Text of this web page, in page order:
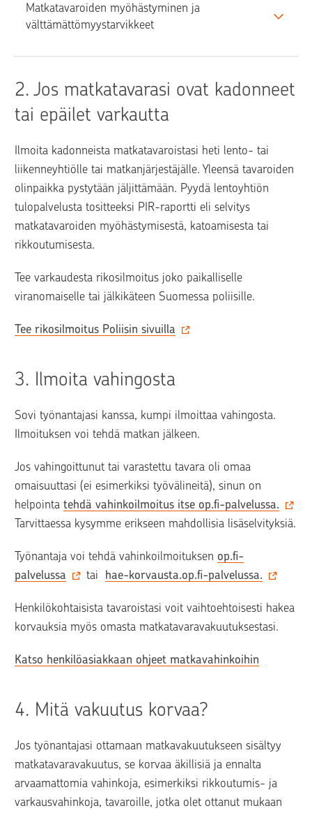
Matkatavaroiden myöhästyminen ja
2. Jos matkatavarasi ovat kadonneet
tai epäilet varkautta
Ilmoita kadonneista matkatavaroistasi heti lento- tai
liikenneyhtiölle tai matkanjärjestäjälle. Yleensä tavaroiden
olinpaikka pystytään jäljittämään. Pyydä lentoyhtiön
tulopalvelusta tositteeksi PIR-raportti eli selvitys
matkatavaroiden myöhästymisestä, katoamisesta tai
rikkoutumisesta.
Tee varkaudesta rikosilmoitus joko paikalliselle
viranomaiselle tai jälkikäteen Suomessa poliisille.
Tee rikosilmoitus Poliisin sivuilla
3. Ilmoita vahingosta
Sovi työnantajasi kanssa, kumpi ilmoittaa vahingosta.
Ilmoituksen voi tehdä matkan jälkeen.
Jos vahingoittunut tai varastettu tavara oli omaa
omaisuuttasi (ei esimerkiksi työvälineitä), sinun on
helpointa tehdä vahinkoilmoitus itse op.fi-palvelussa.
Tarvittaessa kysymme erikseen mahdollisia lisäselvityksiä.
Työnantaja voi tehdä vahinkoilmoituksen op.fi-
palvelussa
tai hae-korvausta.op.fi-palvelussa.
Henkilökohtaisista tavaroistasi voit vaihtoehtoisesti hakea
korvauksia myös omasta matkatavaravakuutuksestasi.
Katso henkilöasiakkaan ohjeet matkavahinkoihin
4. Mitä vakuutus korvaa?
Jos työnantajasi ottamaan matkavakuutukseen sisältyy
matkatavaravakuutus, se korvaa äkillisiä ja ennalta
arvaamattomia vahinkoja, esimerkiksi rikkoutumis- ja
varkausvahinkoja, tavaroille, jotka olet ottanut mukaan